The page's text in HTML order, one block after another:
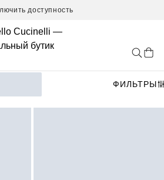
доступность
ФИЛЬТРЫ